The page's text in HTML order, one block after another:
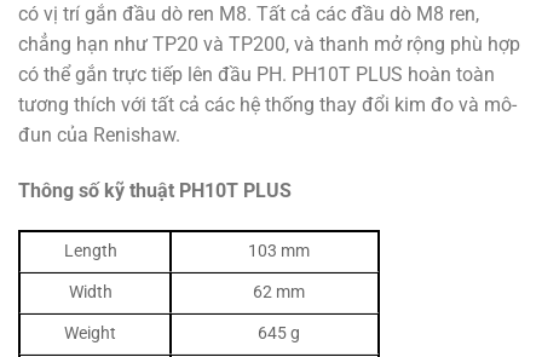
có vị trí gắn đầu dò ren M8. Tất cả các đầu dò M8 ren,
chẳng hạn như TP20 và TP200, và thanh mở rộng phù hợp
có thể gắn trực tiếp lên đầu PH. PH10T PLUS hoàn toàn
tương thích với tất cả các hệ thống thay đổi kim đo và mô-
đun của Renishaw.
Thông số kỹ thuật PH10T PLUS
Length
103 mm
Width
62 mm
Weight
645 g